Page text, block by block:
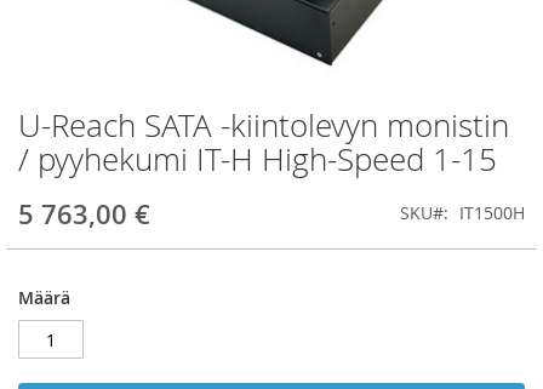
U-Reach SATA -kiintolevyn monistin
/ pyyhekumi IT-H High-Speed 1-15
5 763,00 € SKU IT1500H
Määrä
Skip
to
the
of
gallery